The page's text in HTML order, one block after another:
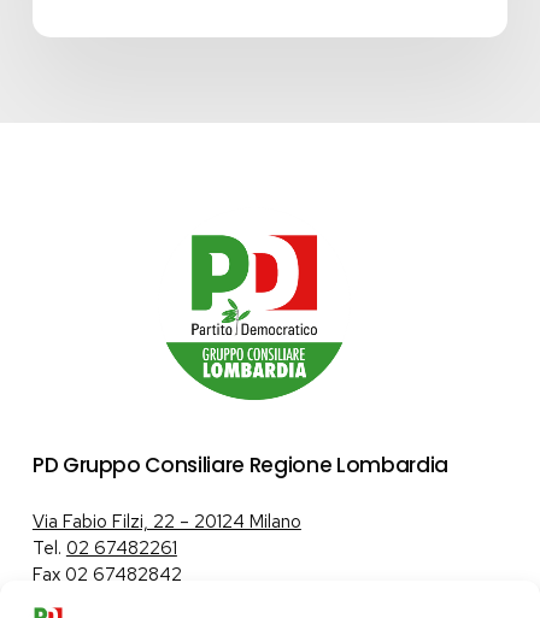
PD Gruppo Consiliare Regione Lombardia
Via Fabio Filzi, 22 – 20124 Milano
Tel. 02 67482261
Fax 02 67482842